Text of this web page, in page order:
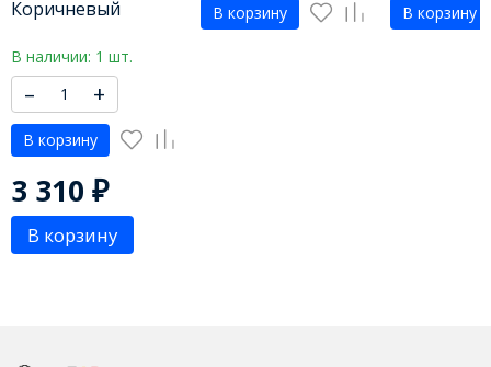
Коричневый
В наличии: 1 шт.
– +
В корзину
В корзину В корзину
3 310 ₽
В корзину